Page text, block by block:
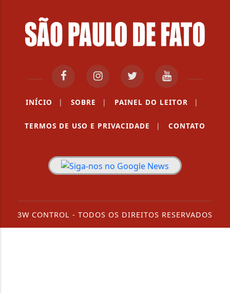
INÍCIO | SOBRE | PAINEL DO LEITOR |
TERMOS DE USO E PRIVACIDADE | CONTATO
3W CONTROL - TODOS OS DIREITOS RESERVADOS